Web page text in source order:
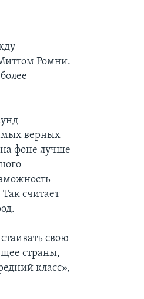
Ромни.
верных
фоне лучше
считает
свою
страны,
класс»,